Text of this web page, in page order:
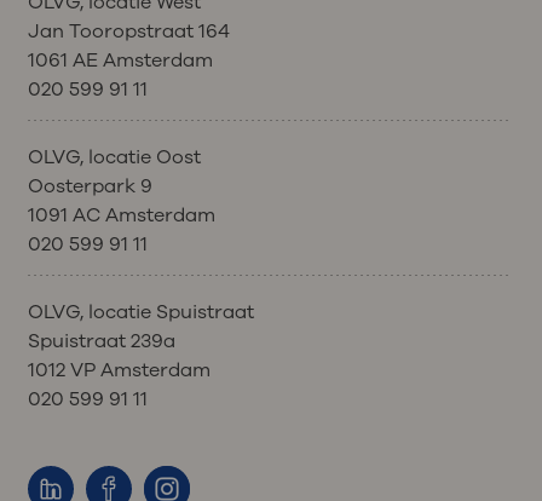
Jan Tooropstraat 164
1061 AE Amsterdam
020 599 91 11
OLVG, locatie Oost
Oosterpark 9
1091 AC Amsterdam
020 599 91 11
OLVG, locatie Spuistraat
Spuistraat 239a
1012 VP Amsterdam
020 599 91 11